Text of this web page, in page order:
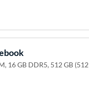
16 GB DDR5, 512 GB (512